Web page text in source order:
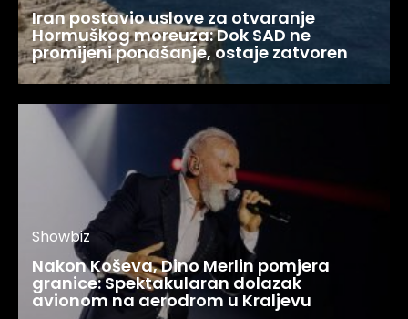
Iran postavio uslove za otvaranje
Hormuškog moreuza: Dok SAD ne
promijeni ponašanje, ostaje zatvoren
Showbiz
Nakon Koševa, Dino Merlin pomjera
granice: Spektakularan dolazak
avionom na aerodrom u Kraljevu